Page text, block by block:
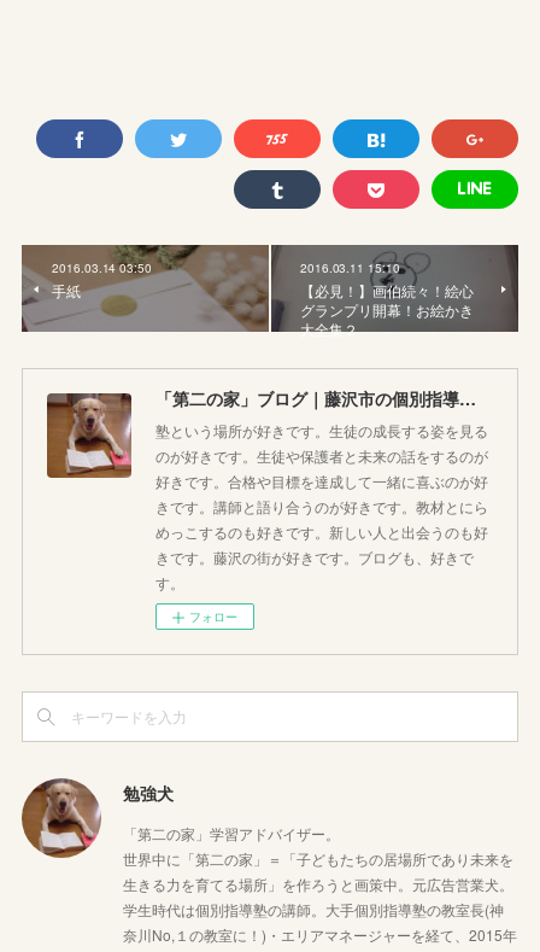
2016.03.14 03:50
手紙
2016.03.11 15:10
【必見！】画伯続々！絵心
グランプリ開幕！お絵かき
大全集２
「第二の家」ブログ｜藤沢市の個別指導塾のお話
塾という場所が好きです。生徒の成長する姿を見る
のが好きです。生徒や保護者と未来の話をするのが
好きです。合格や目標を達成して一緒に喜ぶのが好
きです。講師と語り合うのが好きです。教材とにら
めっこするのも好きです。新しい人と出会うのも好
きです。藤沢の街が好きです。ブログも、好きで
す。
フォロー
勉強犬
「第二の家」学習アドバイザー。
世界中に「第二の家」＝「子どもたちの居場所であり未来を
生きる力を育てる場所」を作ろうと画策中。元広告営業犬。
学生時代は個別指導塾の講師。大手個別指導塾の教室長(神
奈川No,１の教室に！)・エリアマネージャーを経て、2015年